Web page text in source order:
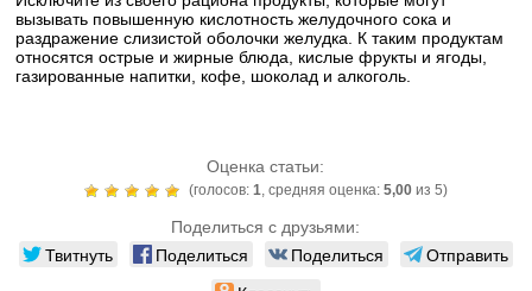
вызывать повышенную кислотность желудочного сока и
раздражение слизистой оболочки желудка. К таким продуктам
относятся острые и жирные блюда, кислые фрукты и ягоды,
газированные напитки, кофе, шоколад и алкоголь.
Оценка статьи:
(голосов: 1, средняя оценка: 5,00из 5)
Поделиться с друзьями:
Твитнуть Поделиться Поделиться
Отправить